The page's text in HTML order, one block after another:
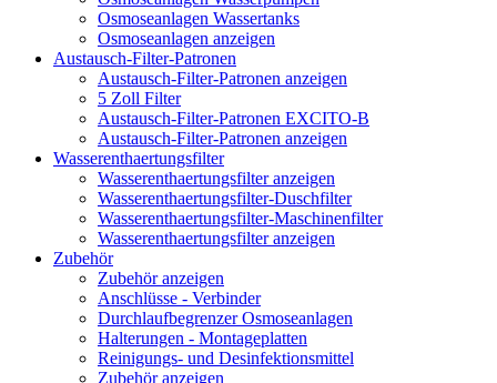
Osmoseanlagen Wassertanks
Osmoseanlagen anzeigen
Austausch-Filter-Patronen
Austausch-Filter-Patronen anzeigen
5 Zoll Filter
Austausch-Filter-Patronen EXCITO-B
Austausch-Filter-Patronen anzeigen
Wasserenthaertungsfilter
Wasserenthaertungsfilter anzeigen
Wasserenthaertungsfilter-Duschfilter
Wasserenthaertungsfilter-Maschinenfilter
Wasserenthaertungsfilter anzeigen
Zubehör
Zubehör anzeigen
Anschlüsse - Verbinder
Durchlaufbegrenzer Osmoseanlagen
Halterungen - Montageplatten
Reinigungs- und Desinfektionsmittel
Zubehör anzeigen